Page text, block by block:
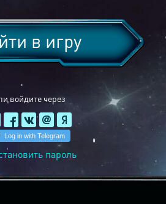
войдите через
в игру
пароль